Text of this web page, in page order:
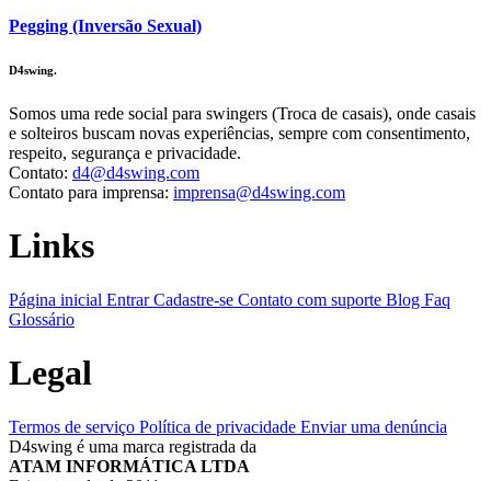
Pegging (Inversão Sexual)
D4swing.
Somos uma rede social para swingers (Troca de casais), onde casais
e solteiros buscam novas experiências, sempre com consentimento,
respeito, segurança e privacidade.
Contato: d4@d4swing.com
Contato para imprensa: imprensa@d4swing.com
Links
Página inicial EntrarCadastre-se Contato com suporte Blog Faq
Glossário
Legal
Termos de serviço Política de privacidade Enviar uma denúncia
D4swing é uma marca registrada da
ATAM INFORMÁTICA LTDA